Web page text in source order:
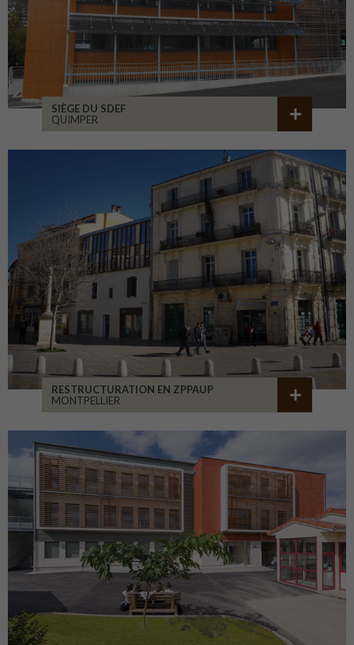
SIÈGE DU SDEF
QUIMPER
RESTRUCTURATION EN ZPPAUP
MONTPELLIER